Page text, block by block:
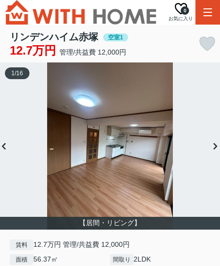
お気に入り
0
リンデンハイム赤塚 空室1
12.7万円 管理/共益費 12,000円
【居間・リビング】
1/16
賃料 12.7万円 管理/共益費 12,000円
面積 56.37㎡ 間取り 2LDK